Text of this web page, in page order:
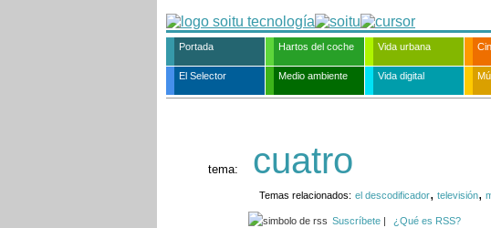
Portada Hartos del coche Vida urbana
El Selector Medio ambiente Vida digital
tema: cuatro
Temas relacionados: el descodificador, televisión,
Suscríbete ¿Qué es RSS?